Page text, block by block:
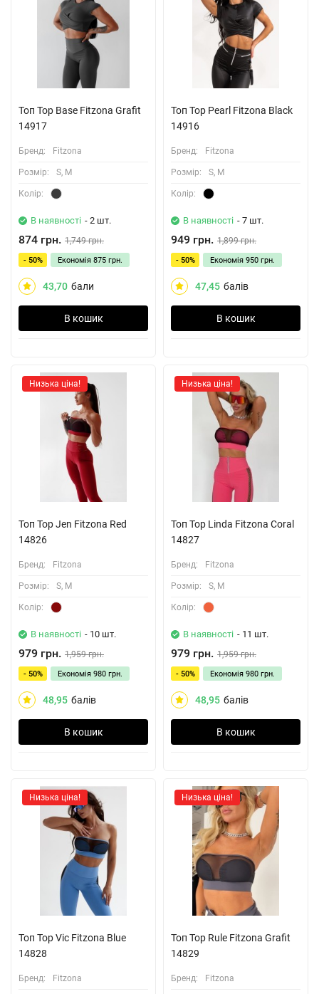
Топ Top Base Fitzona Grafit
14917
Бренд: Fitzona
Розмiр: S, M
Колiр:
В наявності - 2 шт.
874 грн. 1,749 грн.
- 50% Економія 875 грн.
43,70 бали
В кошик
Топ Top Pearl Fitzona Black
14916
Бренд: Fitzona
Розмiр: S, M
Колiр:
В наявності - 7 шт.
949 грн. 1,899 грн.
- 50% Економія 950 грн.
47,45 балів
В кошик
Низька ціна!
Топ Top Jen Fitzona Red
14826
Бренд: Fitzona
Розмiр: S, M
Колiр:
В наявності - 10 шт.
979 грн. 1,959 грн.
- 50% Економія 980 грн.
48,95 балів
В кошик
Низька ціна!
Топ Top Linda Fitzona Coral
14827
Бренд: Fitzona
Розмiр: S, M
Колiр:
В наявності - 11 шт.
979 грн. 1,959 грн.
- 50% Економія 980 грн.
48,95 балів
В кошик
Низька ціна!
Топ Top Vic Fitzona Blue
14828
Бренд: Fitzona
Низька ціна!
Топ Top Rule Fitzona Grafit
14829
Бренд: Fitzona